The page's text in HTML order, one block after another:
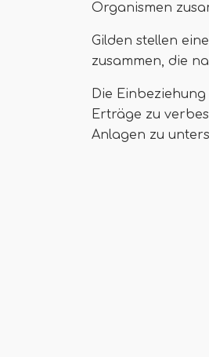
Organismen
Gilden stellen
zusammen, die
Die
Erträge zu
Anlagen zu